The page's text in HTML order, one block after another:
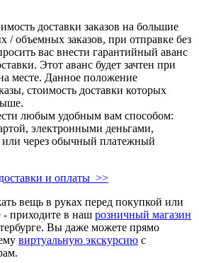
доставки заказов на большие
/ объемных заказов, при отправке без
вас внести гарантийный аванс
Этот аванс будет зачтен при
месте. Данное положение
стоимость доставки которых
любым удобным вам способом:
электронными деньгами,
или через обычный платежный
и оплаты >>
вещь в руках перед покупкой или
- приходите в наш розничный магазин
Вы даже можете прямо
виртуальную экскурсию с